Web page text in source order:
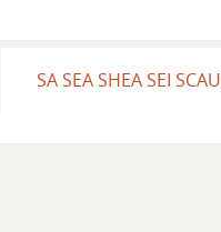
SA SEA SHEA SEI